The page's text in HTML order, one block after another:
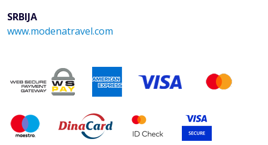
SRBIJA
www.modenatravel.com